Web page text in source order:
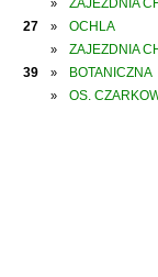
»
ZAJEZDNIA
27
» OCHLA
»
ZAJEZDNIA
39
» BOTANICZNA
» OS.